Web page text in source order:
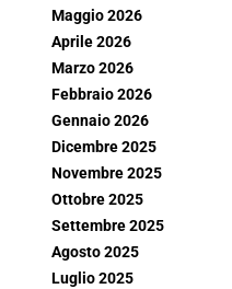
Maggio 2026
Aprile 2026
Marzo 2026
Febbraio 2026
Gennaio 2026
Dicembre 2025
Novembre 2025
Ottobre 2025
Settembre 2025
Agosto 2025
Luglio 2025